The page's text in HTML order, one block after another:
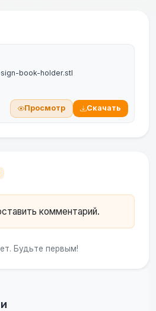
book-holder.stl
Просмотр Скачать
комментарий.
Будьте первым!